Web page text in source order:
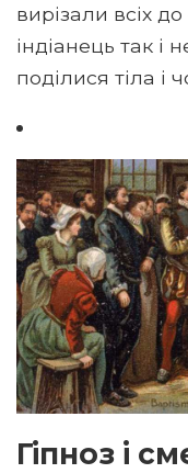
вирізали всіх
індіанець так і
поділися тіла і
Гіпноз і